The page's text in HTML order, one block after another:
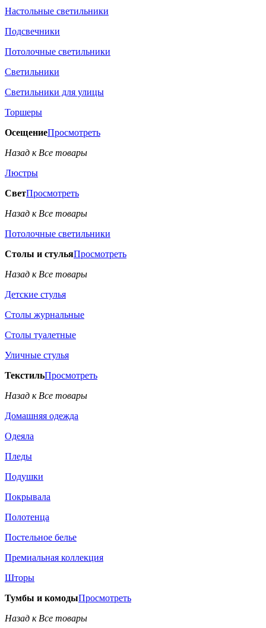
Настольные светильники
Подсвечники
Потолочные светильники
Светильники
Светильники для улицы
Торшеры
ОсещениеПросмотреть
Назад к Все товары
Люстры
СветПросмотреть
Назад к Все товары
Потолочные светильники
Столы и стульяПросмотреть
Назад к Все товары
Детские стулья
Столы журнальные
Столы туалетные
Уличные стулья
ТекстильПросмотреть
Назад к Все товары
Домашняя одежда
Одеяла
Пледы
Подушки
Покрывала
Полотенца
Постельное белье
Премиальная коллекция
Шторы
Тумбы и комодыПросмотреть
Назад к Все товары